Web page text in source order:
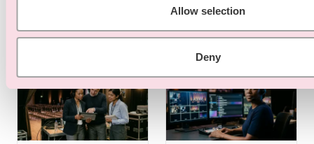
Allow selection
Deny
n
Eventmanager:
innen